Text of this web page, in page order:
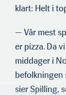
klart: Helt i
— Vår mest
er pizza. Da
middager i
befolkningen
sier Spilling,